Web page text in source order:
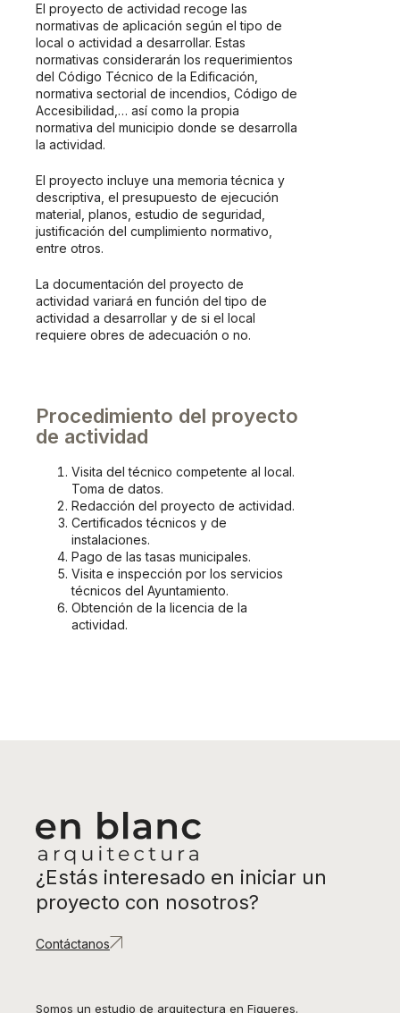
El proyecto de actividad recoge las
normativas de aplicación según el tipo de
local o actividad a desarrollar. Estas
normativas considerarán los requerimientos
del Código Técnico de la Edificación,
normativa sectorial de incendios, Código de
Accesibilidad,… así como la propia
normativa del municipio donde se desarrolla
la actividad.
El proyecto incluye una memoria técnica y
descriptiva, el presupuesto de ejecución
material, planos, estudio de seguridad,
justificación del cumplimiento normativo,
entre otros.
La documentación del proyecto de
actividad variará en función del tipo de
actividad a desarrollar y de si el local
requiere obres de adecuación o no.
Procedimiento del proyecto
de actividad
Visita del técnico competente al local.
Toma de datos.
Redacción del proyecto de actividad.
Certificados técnicos y de
instalaciones.
Pago de las tasas municipales.
Visita e inspección por los servicios
técnicos del Ayuntamiento.
Obtención de la licencia de la
actividad.
¿Estás interesado en iniciar un
proyecto con nosotros?
Contáctanos
Somos un estudio de arquitectura en Figueres.